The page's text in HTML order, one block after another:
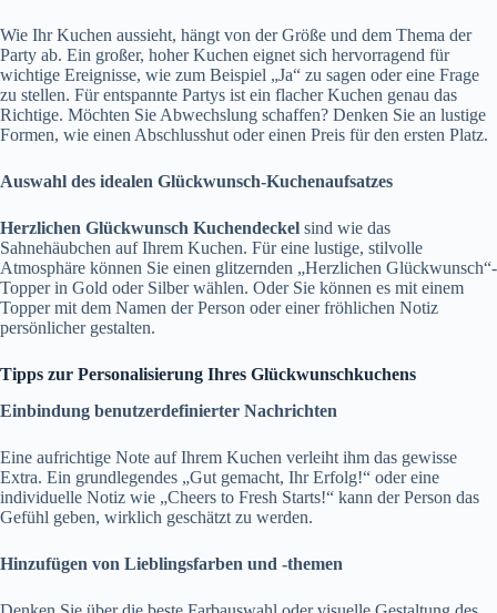
Wie Ihr Kuchen aussieht, hängt von der Größe und dem Thema der
Party ab. Ein großer, hoher Kuchen eignet sich hervorragend für
wichtige Ereignisse, wie zum Beispiel „Ja“ zu sagen oder eine Frage
zu stellen. Für entspannte Partys ist ein flacher Kuchen genau das
Richtige. Möchten Sie Abwechslung schaffen? Denken Sie an lustige
Formen, wie einen Abschlusshut oder einen Preis für den ersten Platz.
Auswahl des idealen Glückwunsch-Kuchenaufsatzes
Herzlichen Glückwunsch Kuchendeckel sind wie das
Sahnehäubchen auf Ihrem Kuchen. Für eine lustige, stilvolle
Atmosphäre können Sie einen glitzernden „Herzlichen Glückwunsch“-
Topper in Gold oder Silber wählen. Oder Sie können es mit einem
Topper mit dem Namen der Person oder einer fröhlichen Notiz
persönlicher gestalten.
Tipps zur Personalisierung Ihres Glückwunschkuchens
Einbindung benutzerdefinierter Nachrichten
Eine aufrichtige Note auf Ihrem Kuchen verleiht ihm das gewisse
Extra. Ein grundlegendes „Gut gemacht, Ihr Erfolg!“ oder eine
individuelle Notiz wie „Cheers to Fresh Starts!“ kann der Person das
Gefühl geben, wirklich geschätzt zu werden.
Hinzufügen von Lieblingsfarben und -themen